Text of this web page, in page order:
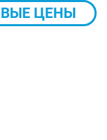
ЦЕНЫ